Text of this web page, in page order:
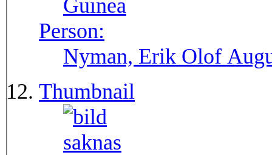
Guinea
Person:
Nyman, Erik Olof
Thumbnail